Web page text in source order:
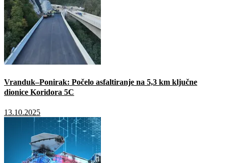
Vranduk–Ponirak: Počelo asfaltiranje na 5,3 km ključne
dionice Koridora 5C
13.10.2025